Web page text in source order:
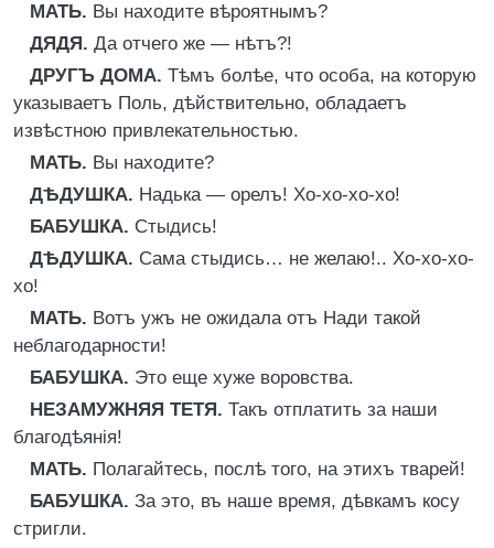
МАТЬ. Вы находите вѣроятнымъ?
ДЯДЯ. Да отчего же — нѣтъ?!
ДРУГЪ ДОМА. Тѣмъ болѣе, что особа, на которую
указываетъ Поль, дѣйствительно, обладаетъ
извѣстною привлекательностью.
МАТЬ. Вы находите?
ДѢДУШКА. Надька — орелъ! Хо-хо-хо-хо!
БАБУШКА. Стыдись!
ДѢДУШКА. Сама стыдись… не желаю!.. Хо-хо-хо-
хо!
МАТЬ. Вотъ ужъ не ожидала отъ Нади такой
неблагодарности!
БАБУШКА. Это еще хуже воровства.
НЕЗАМУЖНЯЯ ТЕТЯ. Такъ отплатить за наши
благодѣянія!
МАТЬ. Полагайтесь, послѣ того, на этихъ тварей!
БАБУШКА. За это, въ наше время, дѣвкамъ косу
стригли.